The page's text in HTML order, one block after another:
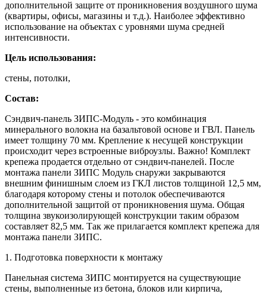
дополнительной защите от проникновения воздушного шума
(квартиры, офисы, магазины и т.д.). Наиболее эффективно
использование на объектах с уровнями шума средней
интенсивности.
Цель использования:
стены, потолки,
Состав:
Сэндвич-панель ЗИПС-Модуль - это комбинация
минерального волокна на базальтовой основе и ГВЛ. Панель
имеет толщину 70 мм. Крепление к несущей конструкции
происходит через встроенные виброузлы. Важно! Комплект
крепежа продается отдельно от сэндвич-панелей. После
монтажа панели ЗИПС Модуль снаружи закрываются
внешним финишным слоем из ГКЛ листов толщиной 12,5 мм,
благодаря которому стены и потолок обеспечиваются
дополнительной защитой от проникновения шума. Общая
толщина звукоизолирующей конструкции таким образом
составляет 82,5 мм. Так же прилагается комплект крепежа для
монтажа панели ЗИПС.
1. Подготовка поверхности к монтажу
Панельная система ЗИПС монтируется на существующие
стены, выполненные из бетона, блоков или кирпича,